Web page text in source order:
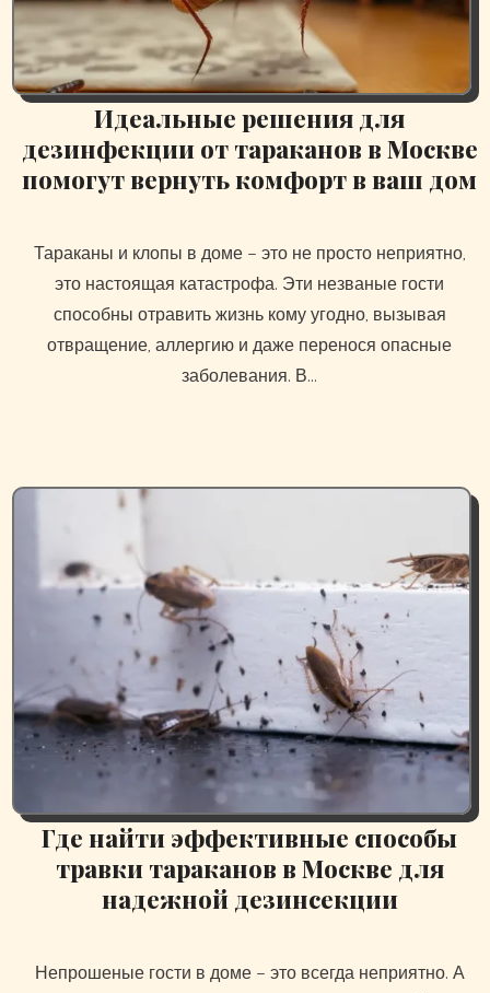
Идеальные решения для
дезинфекции от тараканов в Москве
помогут вернуть комфорт в ваш дом
Тараканы и клопы в доме – это не просто неприятно,
это настоящая катастрофа. Эти незваные гости
способны отравить жизнь кому угодно, вызывая
отвращение, аллергию и даже перенося опасные
заболевания. В…
Где найти эффективные способы
травки тараканов в Москве для
надежной дезинсекции
Непрошеные гости в доме – это всегда неприятно. А